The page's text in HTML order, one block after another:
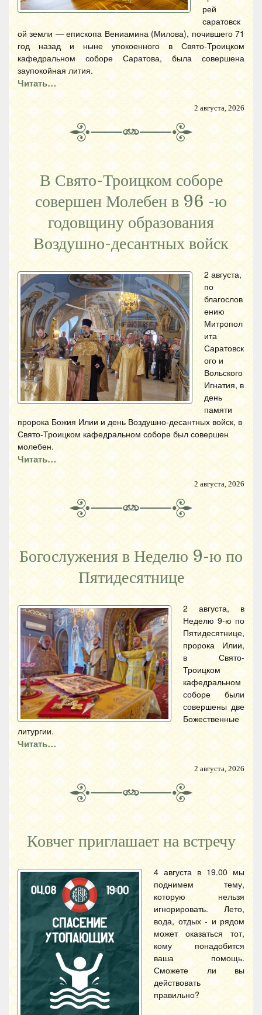
рей
саратовск
ой земли — епископа Вениамина (Милова), почившего 71
год назад и ныне упокоенного в Свято-Троицком
кафедральном соборе Саратова, была совершена
заупокойная лития.
Читать…
2 августа, 2026
В Свято-Троицком соборе
совершен Молебен в 96 -ю
годовщину образования
Воздушно-десантных войск
2 августа,
по
благослов
ению
Митропол
ита
Саратовск
ого и
Вольского
Игнатия, в
день
памяти
пророка Божия Илии и день Воздушно-десантных войск, в
Свято-Троицком кафедральном соборе был совершен
молебен.
Читать…
2 августа, 2026
Богослужения в Неделю 9-ю по
Пятидесятнице
2 августа, в
Неделю 9-ю по
Пятидесятнице,
пророка Илии,
в Свято-
Троицком
кафедральном
соборе были
совершены две
Божественные
литургии.
Читать…
2 августа, 2026
Ковчег приглашает на встречу
4 августа в 19.00 мы
поднимем тему,
которую нельзя
игнорировать. Лето,
вода, отдых - и рядом
может оказаться тот,
кому понадобится
ваша помощь.
Сможете ли вы
действовать
правильно?